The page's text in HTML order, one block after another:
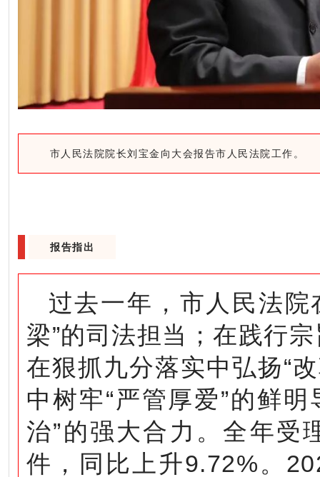
市人民法院院长刘宝金向大会报告市人民法院工作。
报告指出
过去一年，市人民法
梁”的司法担当；在践行
在狠抓九分落实中弘扬“
中树牢“严管厚爱”的鲜
治”的强大合力。全年受
件，同比上升9.72%。